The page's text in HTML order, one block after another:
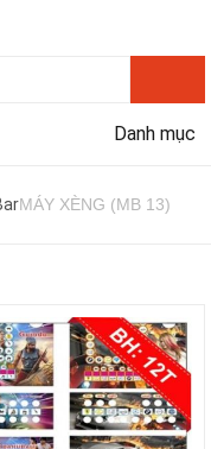
Danh mục
MÁY XÈNG (MB 13)